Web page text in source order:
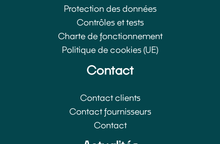
Protection des données
Contrôles et tests
Charte de fonctionnement
Politique de cookies (UE)
Contact
Contact clients
Contact fournisseurs
Contact